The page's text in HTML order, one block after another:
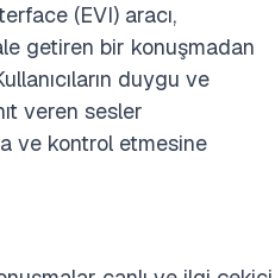
(EVI) aracı,
getiren bir konuşmadan
duygu ve
veren sesler
ve kontrol etmesine